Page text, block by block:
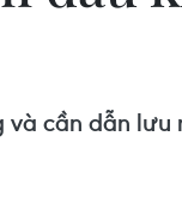
cần dẫn